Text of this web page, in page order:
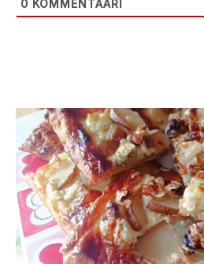
0 KOMMENTAARI